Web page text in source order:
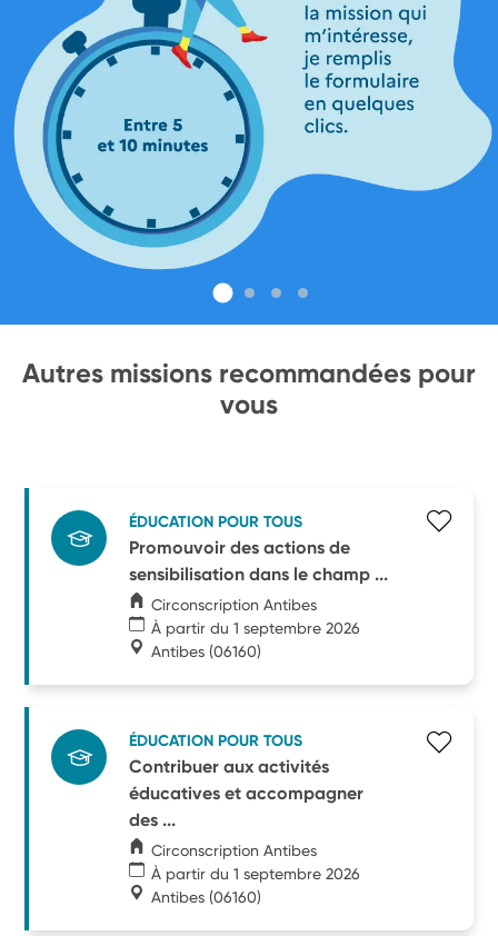
Autres missions recommandées pour
vous
ÉDUCATION POUR TOUS
Promouvoir des actions de
sensibilisation dans le champ ...
Circonscription Antibes
À partir du 1 septembre 2026
Antibes (06160)
ÉDUCATION POUR TOUS
Contribuer aux activités
éducatives et accompagner
des ...
Circonscription Antibes
À partir du 1 septembre 2026
Antibes (06160)